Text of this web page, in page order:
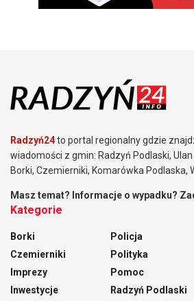
Radzyń24to portal regionalny gdzie
wiadomości z gmin: Radzyń Podlaski,
Borki, Czemierniki, Komarówka Podlaska,
Masz temat? Informacje o wypadku?
Kategorie
Borki
Czemierniki
Imprezy
Inwestycje
Policja
Polityka
Pomoc
Radzyń Podlaski